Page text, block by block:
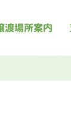
渡場所案内